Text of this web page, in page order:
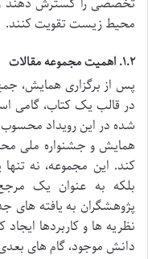
تخصصی را گسترش دهند
محیط زیست تقویت کنند.
۱.۲. اهمیت مجموعه مقالات
پس از برگزاری همایش،
در قالب یک کتاب، گامی
شده در این رویداد
همایش و جشنواره ملی
کند. این مجموعه، نه
بلکه به عنوان یک
پژوهشگران به یافته های
نظریه ها و کاربردها
دانش موجود، گام های